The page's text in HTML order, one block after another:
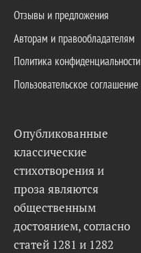
Отзывы и предложения
Авторам и правообладателям
Политика конфиденциальности
Пользовательское соглашение
Опубликованные
классические
стихотворения и
проза являются
общественным
достоянием, согласно
статей 1281 и 1282